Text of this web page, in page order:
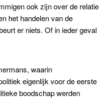
ook zijn over de relatie
het handelen van de
er niets. Of in ieder geval
waarin
eigenlijk voor de eerste
boodschap werden